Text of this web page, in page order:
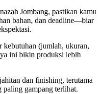
Jombang, pastikan kamu
bahan, dan deadline—biar
kebutuhan (jumlah, ukuran,
ini bikin produksi lebih
dan finishing, terutama
gampang terlihat.